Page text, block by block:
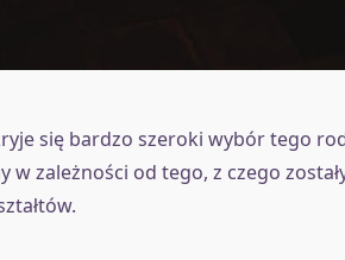
się bardzo szeroki wybór tego
zależności od tego, z czego